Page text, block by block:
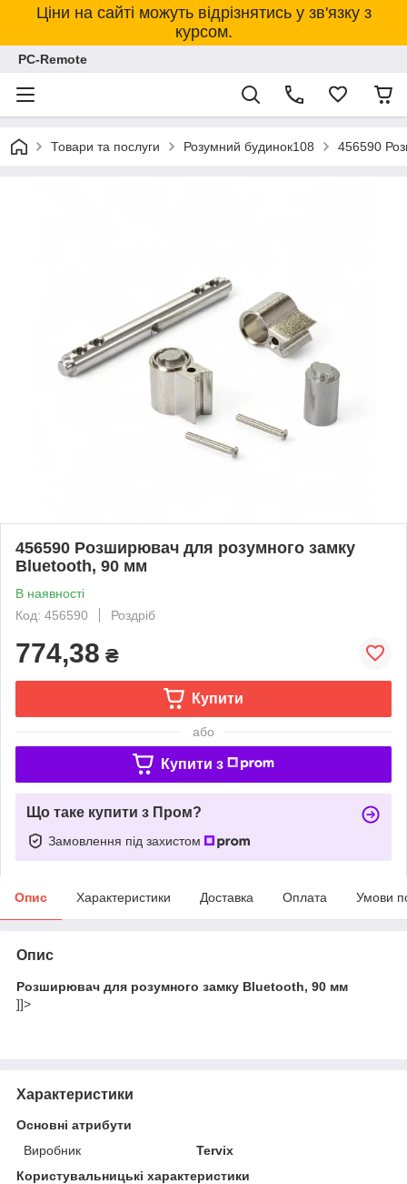
Ціни на сайті можуть відрізнятись у зв'язку з
курсом.
PC-Remote
Товари та послуги Розумний будинок108 456590
456590 Розширювач для розумного замку
Bluetooth, 90 мм
В наявності
Код: 456590
Роздріб
774,38 ₴
Купити
або
Купити з
Що таке купити з Пром?
Замовлення під захистом
Опис Характеристики Доставка Оплата Умови
Опис
Розширювач для розумного замку Bluetooth, 90 мм
]]>
Характеристики
Основні атрибути
Виробник
Tervix
Користувальницькі характеристики